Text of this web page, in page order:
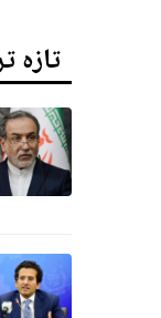
تازہ